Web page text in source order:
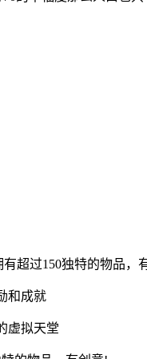
超过150独特的物品，
和成就
虚拟天堂